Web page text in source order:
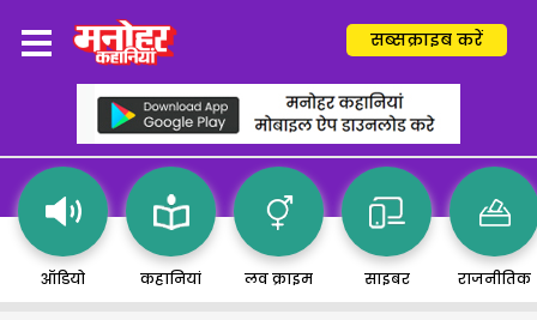
सब्सक्राइब करें
ऑडियो कहानियां लव क्राइम साइबर राजनीतिक